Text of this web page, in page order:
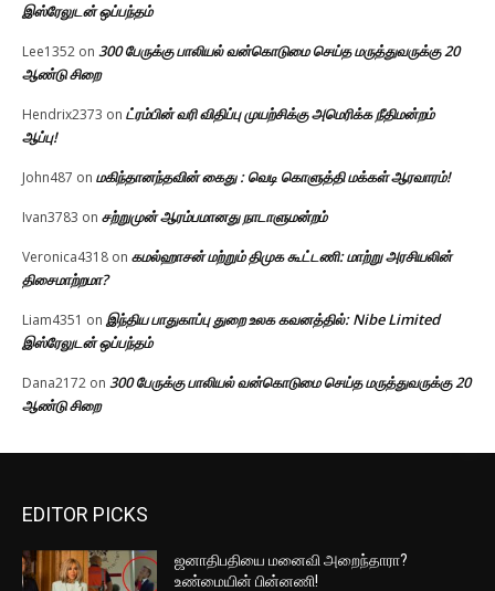
இஸ்ரேலுடன் ஒப்பந்தம்
Lee1352 on 300 பேருக்கு பாலியல் வன்கொடுமை செய்த மருத்துவருக்கு 20
ஆண்டு சிறை
Hendrix2373 on ட்ரம்பின் வரி விதிப்பு முயற்சிக்கு அமெரிக்க நீதிமன்றம்
ஆப்பு!
John487 on மகிந்தானந்தவின் கைது : வெடி கொளுத்தி மக்கள் ஆரவாரம்!
Ivan3783 on சற்றுமுன் ஆரம்பமானது நாடாளுமன்றம்
Veronica4318 on கமல்ஹாசன் மற்றும் திமுக கூட்டணி: மாற்று அரசியலின்
திசைமாற்றமா?
Liam4351 on இந்திய பாதுகாப்பு துறை உலக கவனத்தில்: Nibe Limited
இஸ்ரேலுடன் ஒப்பந்தம்
Dana2172 on 300 பேருக்கு பாலியல் வன்கொடுமை செய்த மருத்துவருக்கு 20
ஆண்டு சிறை
EDITOR PICKS
ஜனாதிபதியை மனைவி அறைந்தாரா?
உண்மையின் பின்னணி!